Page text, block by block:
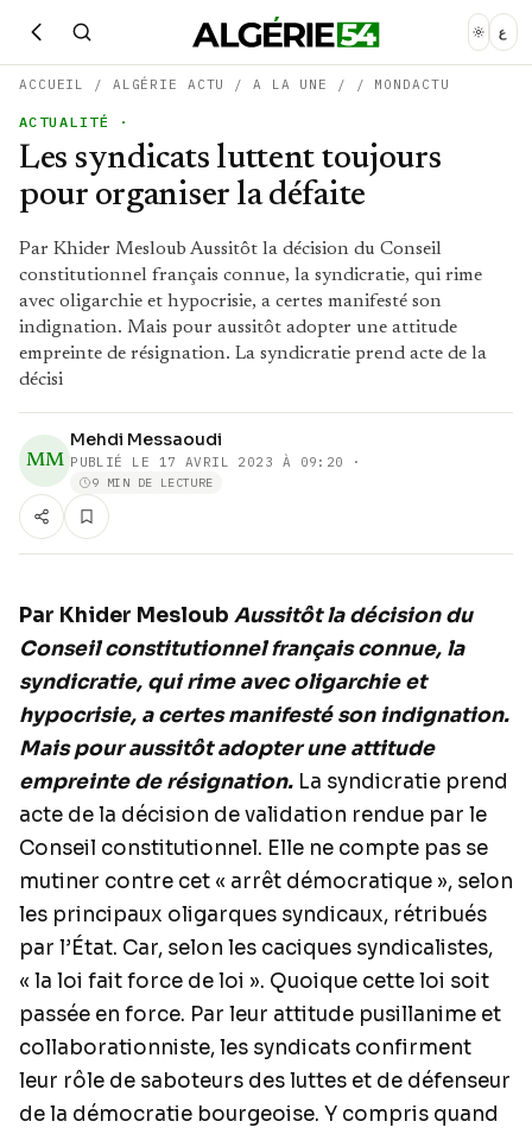
ع
ACCUEIL / ALGÉRIE ACTU /A LA UNE / / MONDACTU
ACTUALITÉ ·
Les syndicats luttent toujours
pour organiser la défaite
Par Khider Mesloub Aussitôt la décision du Conseil
constitutionnel français connue, la syndicratie, qui rime
avec oligarchie et hypocrisie, a certes manifesté son
indignation. Mais pour aussitôt adopter une attitude
empreinte de résignation. La syndicratie prend acte de la
décisi
MM
Mehdi Messaoudi
PUBLIÉ LE 17 AVRIL 2023 À 09:20 ·
9 MIN DE LECTURE
Par Khider Mesloub Aussitôt la décision du
Conseil constitutionnel français connue, la
syndicratie, qui rime avec oligarchie et
hypocrisie, a certes manifesté son indignation.
Mais pour aussitôt adopter une attitude
empreinte de résignation. La syndicratie prend
acte de la décision de validation rendue par le
Conseil constitutionnel. Elle ne compte pas se
mutiner contre cet « arrêt démocratique », selon
les principaux oligarques syndicaux, rétribués
par l’État. Car, selon les caciques syndicalistes,
« la loi fait force de loi ». Quoique cette loi soit
passée en force. Par leur attitude pusillanime et
collaborationniste, les syndicats confirment
leur rôle de saboteurs des luttes et de défenseur
de la démocratie bourgeoise. Y compris quand